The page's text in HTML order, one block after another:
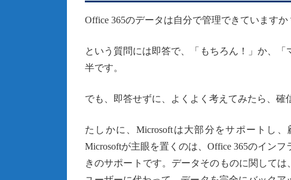
Office 365のデータは自分で管理できています
という質問には即答で、「もちろん！」か、
半です。
でも、即答せずに、よくよく考えてみたら、確
たしかに、Microsoftは大部分をサポートし
Microsoftが主眼を置くのは、Office 365のイン
きのサポートです。データそのものに関して